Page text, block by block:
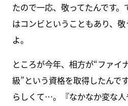
たので一応、敬ってたんです
はコンビということもあり、
よ。
ところが今年、相方が“ファイ
級”という資格を取得したんで
らしくて…。『なかなか変な